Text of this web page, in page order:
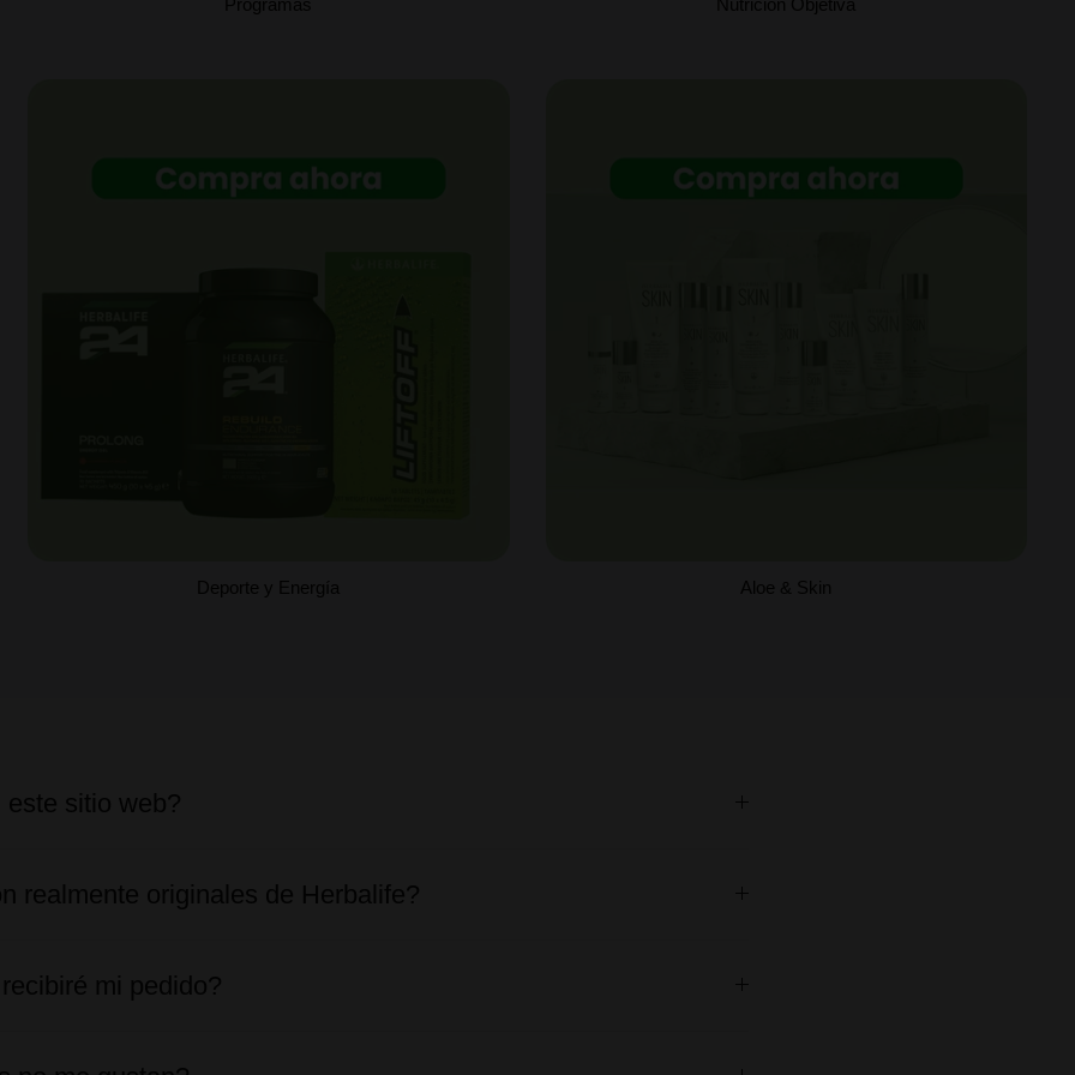
Programas Nutrición Objetiva
Deporte y Energía Aloe & Skin
sitio web?
realmente originales de Herbalife?
mi pedido?